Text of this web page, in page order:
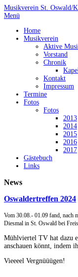
Musikverein St. Oswald/
Menü
Home
Musikverein
Aktive
Vorstand
Chronik
Kontakt
Impressum
Termine
Fotos
Fotos
2013
2014
2015
2016
2017
Gästebuch
Links
News
Oswaldertreffen 2024
Vom 30.08.- 01.09 fand, nach
Diesmal in St. Oswald bei
Mühlviertel TV hat dazu
anschauen könnt, indem
Vieeeel Vergnüüügen!